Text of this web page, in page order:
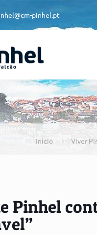
pinhel.pt
Início Viver
Pinhel